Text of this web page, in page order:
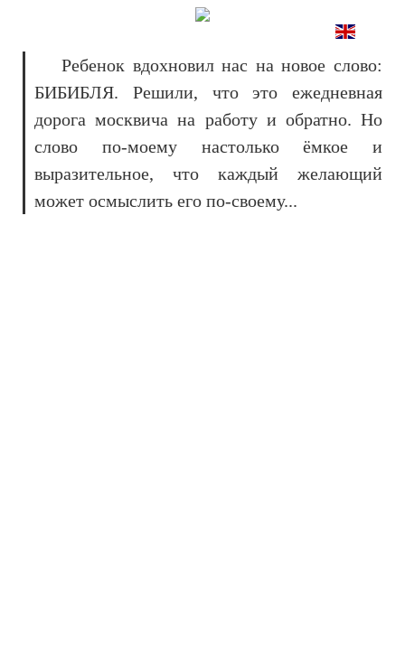
Ребенок вдохновил нас на новое слово:
БИБИБЛЯ. Решили, что это ежедневная
дорога москвича на работу и обратно. Но
слово по-моему настолько ёмкое и
выразительное, что каждый желающий
может осмыслить его по-своему...